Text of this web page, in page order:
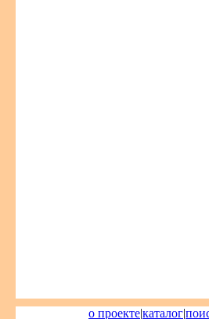
о проекте|каталог|